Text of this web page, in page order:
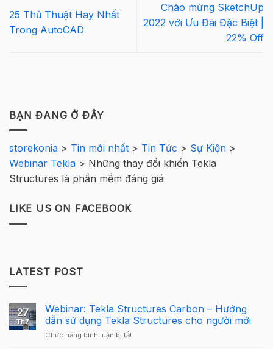
25 Thủ Thuật Hay Nhất
Trong AutoCAD
Chào mừng SketchUp
2022 với Ưu Đãi Đặc Biệt |
22% Off
BẠN ĐANG Ở ĐÂY
storekonia > Tin mới nhất > Tin Tức > Sự Kiện >
Webinar Tekla > Những thay đổi khiến Tekla
Structures là phần mềm đáng giá
LIKE US ON FACEBOOK
LATEST POST
27
Th7
Webinar: Tekla Structures Carbon – Hướng
dẫn sử dụng Tekla Structures cho người mới
Chức năng bình luận bị tắtở